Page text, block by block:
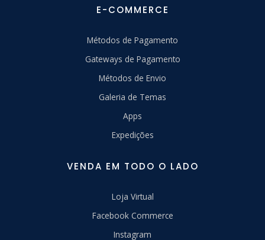
E-COMMERCE
Métodos de Pagamento
Gateways de Pagamento
Métodos de Envio
Galeria de Temas
Apps
Expedições
VENDA EM TODO O LADO
Loja Virtual
Facebook Commerce
Instagram